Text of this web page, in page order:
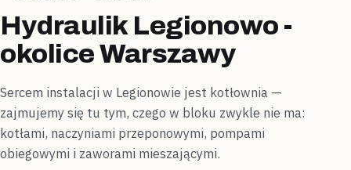
Hydraulik Legionowo -
okolice Warszawy
Sercem instalacji w Legionowie jest kotłownia —
zajmujemy się tu tym, czego w bloku zwykle nie ma:
kotłami, naczyniami przeponowymi, pompami
obiegowymi i zaworami mieszającymi.